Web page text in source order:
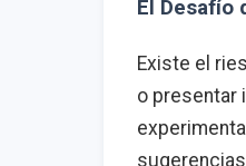
El Desafío
Existe el
o presentar